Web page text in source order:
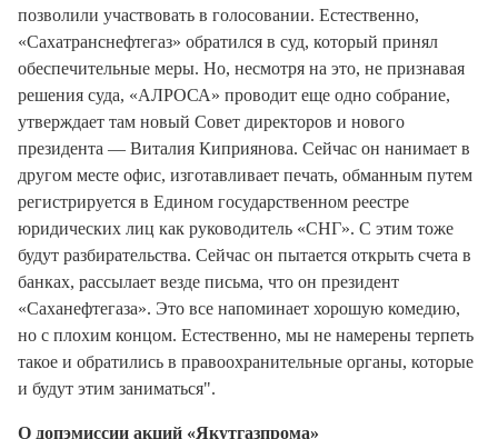
позволили участвовать в голосовании. Естественно,
«Сахатранснефтегаз» обратился в суд, который принял
обеспечительные меры. Но, несмотря на это, не признавая
решения суда, «АЛРОСА» проводит еще одно собрание,
утверждает там новый Совет директоров и нового
президента — Виталия Киприянова. Сейчас он нанимает в
другом месте офис, изготавливает печать, обманным путем
регистрируется в Едином государственном реестре
юридических лиц как руководитель «СНГ». С этим тоже
будут разбирательства. Сейчас он пытается открыть счета в
банках, рассылает везде письма, что он президент
«Саханефтегаза». Это все напоминает хорошую комедию,
но с плохим концом. Естественно, мы не намерены терпеть
такое и обратились в правоохранительные органы, которые
и будут этим заниматься".
О допэмиссии акций «Якутгазпрома»